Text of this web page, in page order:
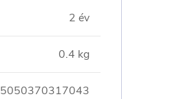
2 év
0.4 kg
5050370317043